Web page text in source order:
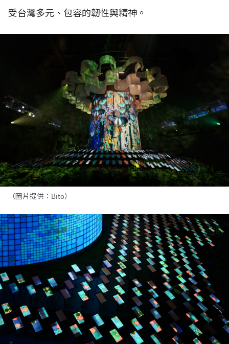
受台灣多元、包容的韌性與精神。
（圖片提供：Bito）